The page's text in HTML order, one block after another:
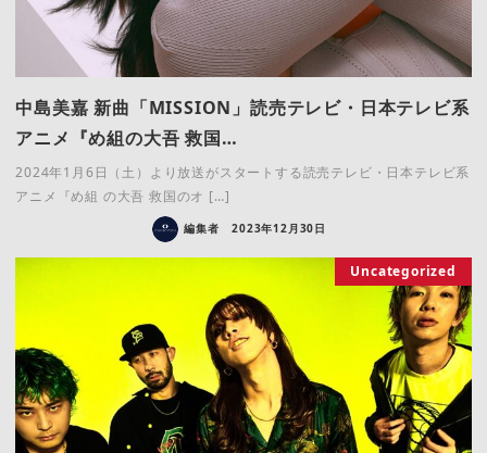
中島美嘉 新曲「MISSION」読売テレビ・日本テレビ系
アニメ『め組の大吾 救国…
2024年1月6日（土）より放送がスタートする読売テレビ・日本テレビ系
アニメ『め組 の大吾 救国のオ […]
編集者 2023年12月30日
Uncategorized